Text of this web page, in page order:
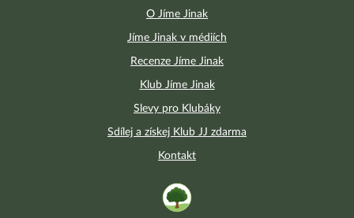
O Jíme Jinak
Jíme Jinak v médiích
Recenze Jíme Jinak
Klub Jíme Jinak
Slevy pro Klubáky
Sdílej a získej Klub JJ zdarma
Kontakt